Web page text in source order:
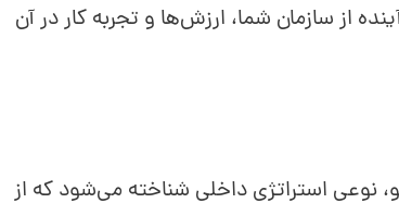
از سازمان شما، ارزش‌ها و تجربه کار در آن
نوعی استراتژی داخلی شناخته می‌شود که از